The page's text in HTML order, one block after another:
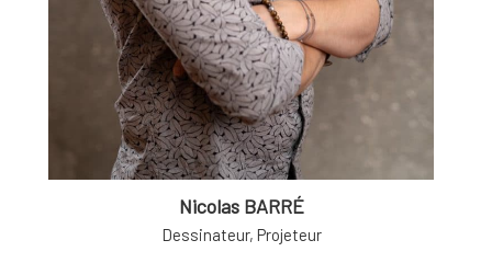
Nicolas BARRÉ
Dessinateur, Projeteur